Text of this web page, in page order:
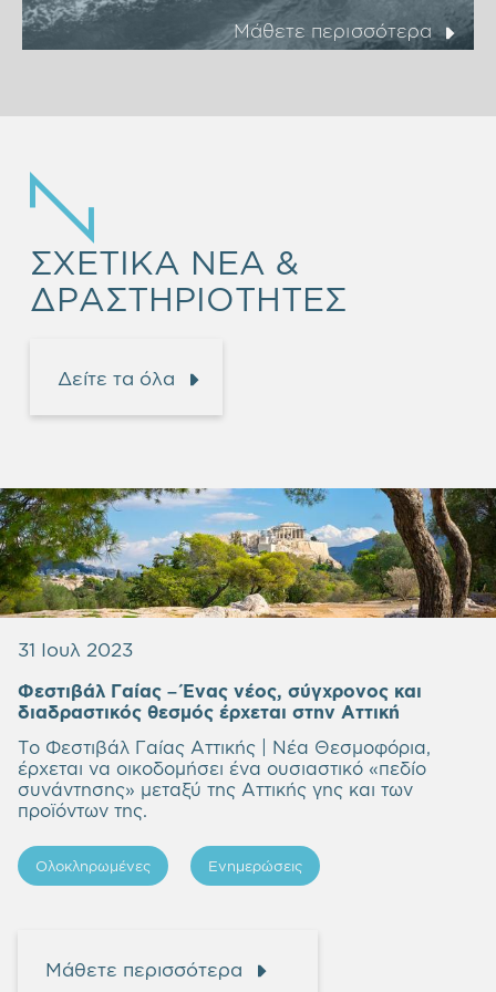
Μάθετε περισσότερα
ΣΧΕΤΙΚΑ ΝΕΑ &
ΔΡΑΣΤΗΡΙΟΤΗΤΕΣ
Δείτε τα όλα
31 Ιουλ 2023
Φεστιβάλ Γαίας – Ένας νέος, σύγχρονος και
διαδραστικός θεσμός έρχεται στην Αττική
Tο Φεστιβάλ Γαίας Αττικής | Νέα Θεσμοφόρια,
έρχεται να οικοδομήσει ένα ουσιαστικό «πεδίο
συνάντησης» μεταξύ της Αττικής γης και των
προϊόντων της.
Ολοκληρωμένες Ενημερώσεις
Μάθετε περισσότερα